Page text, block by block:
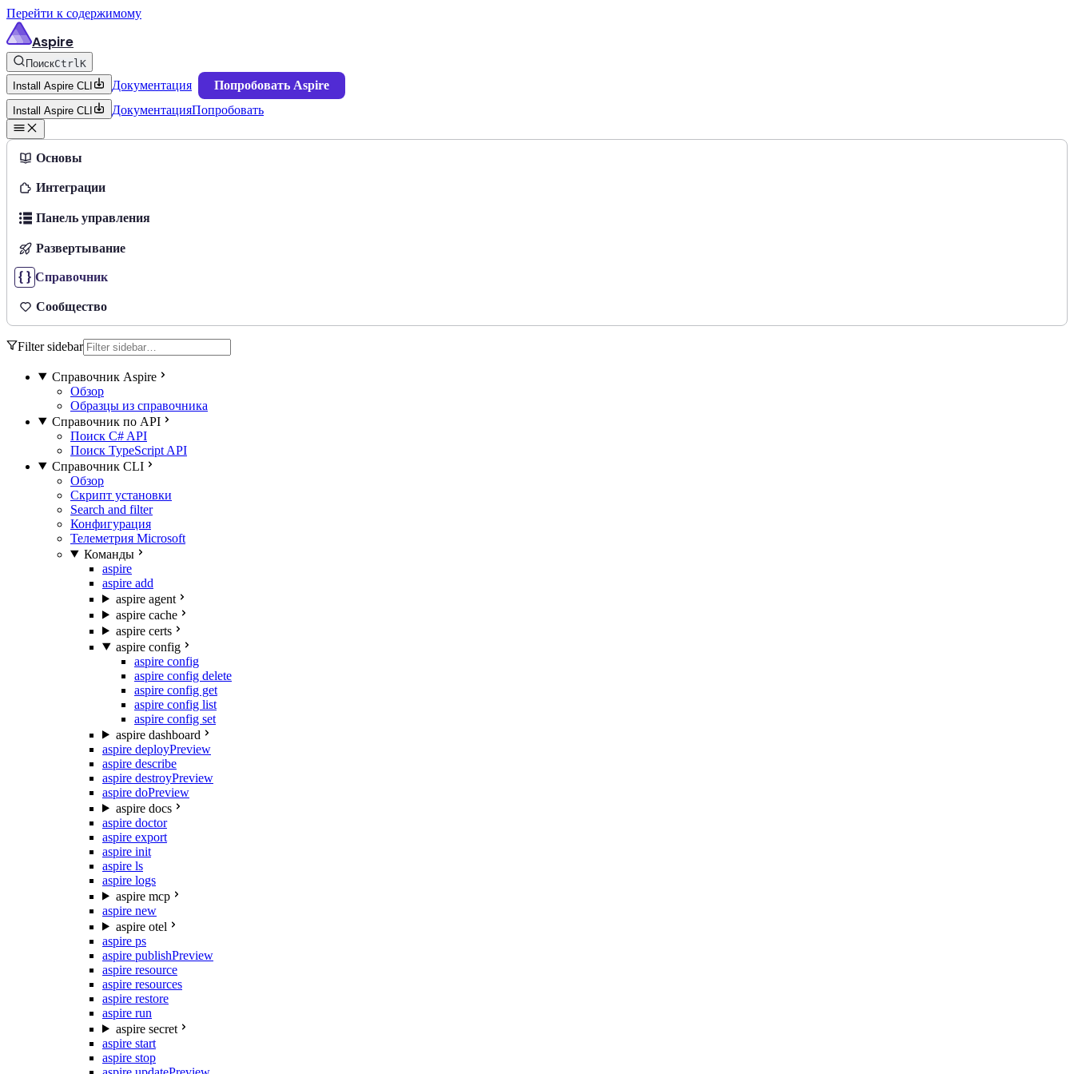
Перейти к содержимому
Aspire
ПоискCtrlK
Install Aspire CLI
Документация Попробовать Aspire
Install Aspire CLI ДокументацияПопробовать
Основы
Интеграции
Панель управления
Развертывание
Справочник
Сообщество
Filter sidebar
Справочник Aspire
Обзор
Образцы из справочника
Справочник по API
Поиск C# API
Поиск TypeScript API
Справочник CLI
Обзор
Скрипт установки
Search and filter
Конфигурация
Телеметрия Microsoft
Команды
aspire
aspire add
aspire agent
aspire cache
aspire certs
aspire config
aspire config
aspire config delete
aspire config get
aspire config list
aspire config set
aspire dashboard
aspire deployPreview
aspire describe
aspire destroyPreview
aspire doPreview
aspire docs
aspire doctor
aspire export
aspire init
aspire ls
aspire logs
aspire mcp
aspire new
aspire otel
aspire ps
aspire publishPreview
aspire resource
aspire resources
aspire restore
aspire run
aspire secret
aspire start
aspire stop